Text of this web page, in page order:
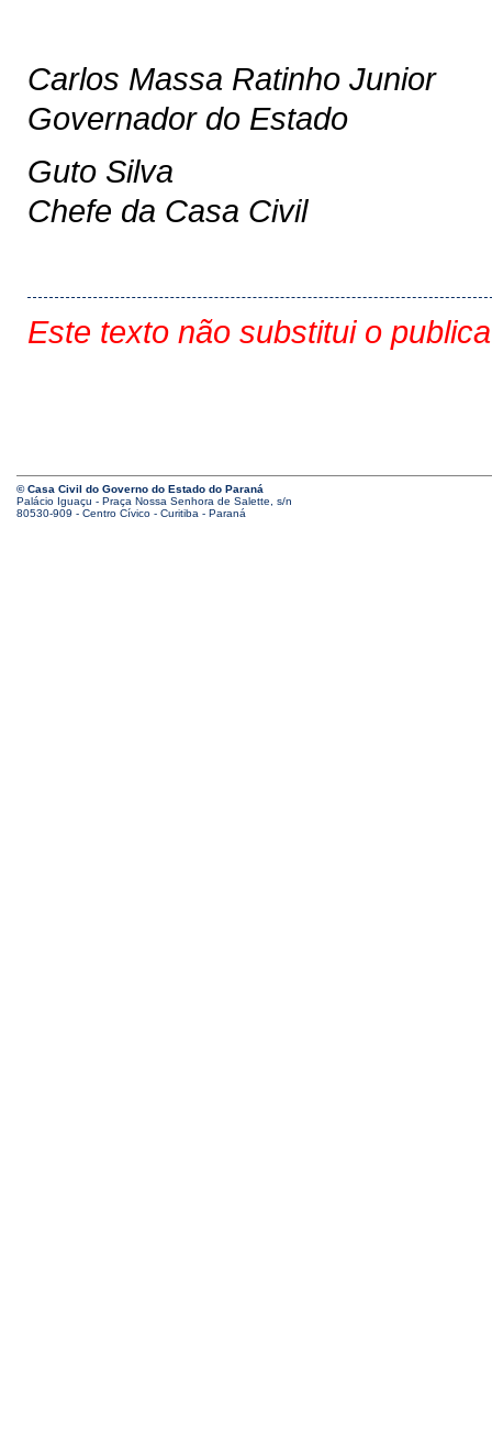
Carlos Massa Ratinho Junior
Governador do Estado
Guto Silva
Chefe da Casa Civil
Este texto não substitui o
© Casa Civil do Governo do Estado do Paraná
Palácio Iguaçu - Praça Nossa Senhora de Salette, s/n
80530-909 - Centro Cívico - Curitiba - Paraná